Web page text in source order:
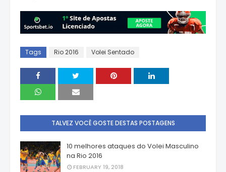
Tags Rio 2016 Volei Sentado
TALVEZ VOCÊ GOSTE DESTAS POSTAGENS
10 melhores ataques do Volei Masculino
na Rio 2016
FEBRUARY 19, 2018